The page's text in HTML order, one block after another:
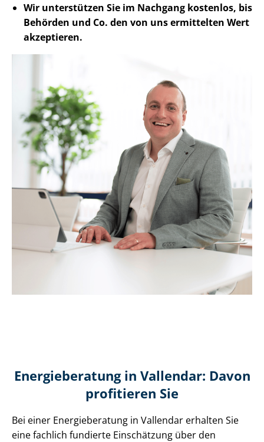
Wir unterstützen Sie im Nachgang kostenlos, bis
Behörden und Co. den von uns ermittelten Wert
akzeptieren.
Energieberatung in Vallendar: Davon
profitieren Sie
Bei einer Energieberatung in Vallendar erhalten Sie
eine fachlich fundierte Einschätzung über den